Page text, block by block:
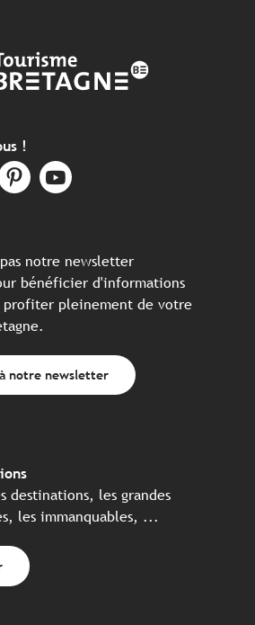
!
notre newsletter
bénéficier d'informations
profiter pleinement de votre
notre newsletter
destinations, les grandes
les immanquables, ...